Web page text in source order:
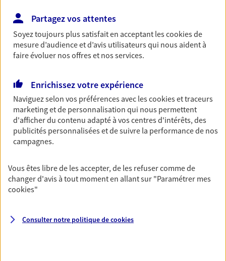
Accompagner vos projets de
vie
Achat immobilier, installation, départ à la retraite…
d'assurance et d'épargne. Recevez un conseil d'expert
Vous aider à constituer une
épargne
fructifier votre épargne. Laquelle correspond à vos
objectifs ? Rien ne remplace les conseils d'un expert :
Assurance vie, PER, Livret… Faisons le point ensemble !
Préparer votre avenir
Partagez vos attentes
Soyez toujours plus satisfait en acceptant lescookiesde
mesure d’audience et d’avis utilisateurs qui nous aident à
faire évoluer nos offres et nos services.
Enrichissez votre expérience
Naviguez selon vos préférences avec lescookies et traceurs
marketing et de personnalisation qui nous permettent
d'afficher du contenu adapté à vos centres d'intérêts, des
publicités personnalisées et de suivre la performance de nos
campagnes.
Vous êtes libre de les accepter, de les refuser comme de
changer d'avis à tout moment en allant sur "Paramétrer mes
cookies"
Consulter notre politique decookies